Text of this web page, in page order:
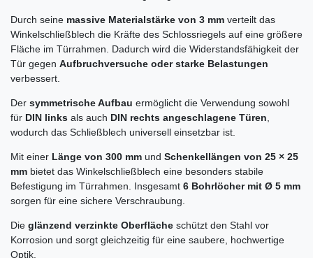
Durch seine massive Materialstärke von 3 mm verteilt das
Winkelschließblech die Kräfte des Schlossriegels auf eine größere
Fläche im Türrahmen. Dadurch wird die Widerstandsfähigkeit der
Tür gegen Aufbruchversuche oder starke Belastungen
verbessert.
Der symmetrische Aufbau ermöglicht die Verwendung sowohl
für DIN links als auch DIN rechts angeschlagene Türen
wodurch das Schließblech universell einsetzbar ist.
Mit einer Länge von 300 mm und Schenkellängen von 25 × 25
mm bietet das Winkelschließblech eine besonders stabile
Befestigung im Türrahmen. Insgesamt 6 Bohrlöcher mit Ø 5 mm
sorgen für eine sichere Verschraubung.
Die glänzend verzinkte Oberfläche schützt den Stahl vor
Korrosion und sorgt gleichzeitig für eine saubere, hochwertige
Optik.